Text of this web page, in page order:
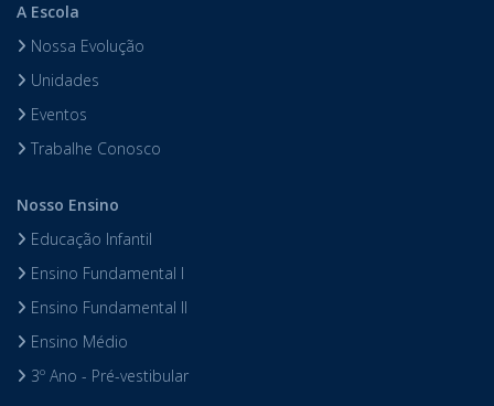
A Escola
Nossa Evolução
Unidades
Eventos
Trabalhe Conosco
Nosso Ensino
Educação Infantil
Ensino Fundamental I
Ensino Fundamental II
Ensino Médio
3º Ano - Pré-vestibular